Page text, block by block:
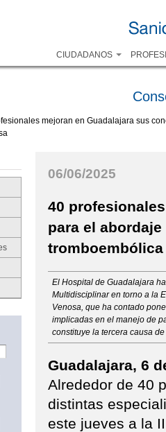
CIUDADANOS
mejoran en Guadalajara sus
06/06/2025
40
para el
El Hospital de Guadalajara
Multidisciplinar en torno a la
Venosa, que ha contado
implicadas en el manejo de
constituye la tercera causa
Guadalajara, 6
Alrededor de 40
distintas
este jueves a la